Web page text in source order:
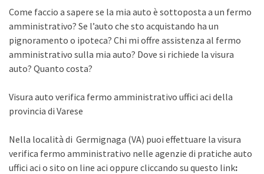
Come faccio a sapere se la mia auto è sottoposta a un fermo
amministrativo? Se l’auto che sto acquistando ha un
pignoramento o ipoteca? Chi mi offre assistenza al fermo
amministrativo sulla mia auto? Dove si richiede la visura
auto? Quanto costa?
Visura auto verifica fermo amministrativo uffici aci della
provincia di Varese
Nella località di Germignaga (VA) puoi effettuare la visura
verifica fermo amministrativo nelle agenzie di pratiche auto
uffici aci o sito on line aci oppure cliccando su questo link: